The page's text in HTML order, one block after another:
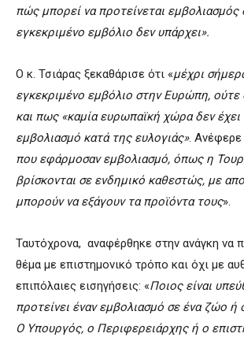
πώς μπορεί να προτείνεται εμβολιασμός
εγκεκριμένο εμβόλιο δεν υπάρχει».
Ο κ. Τσιάρας ξεκαθάρισε ότι «μέχρι
εγκεκριμένο εμβόλιο στην Ευρώπη, ούτε
και πως «καμία ευρωπαϊκή χώρα δεν
εμβολιασμό κατά της ευλογιάς». Ανέφερε
που εφάρμοσαν εμβολιασμό, όπως η
βρίσκονται σε ενδημικό καθεστώς, με
μπορούν να εξάγουν τα προϊόντα τους».
Ταυτόχρονα, αναφέρθηκε στην ανάγκη να
θέμα με επιστημονικό τρόπο και όχι με
επιπόλαιες εισηγήσεις: «Ποιος είναι
προτείνει έναν εμβολιασμό σε ένα ζώο ή
Ο Υπουργός, ο Περιφερειάρχης ή ο